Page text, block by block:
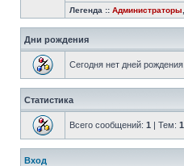
Легенда :: Администраторы
Дни рождения
Сегодня нет дней рождения.
Статистика
Всего сообщений: 1 | Тем: 1
Вход